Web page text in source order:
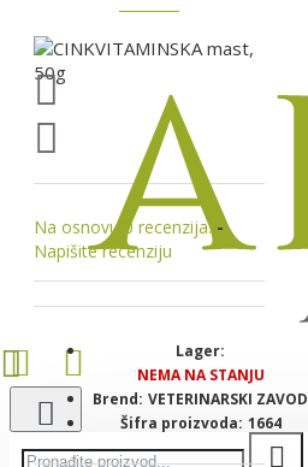
Na osnovu 0 recenzija. -
Napišite recenziju
Lager:
NEMA NA STANJU
Brend: VETERINARSKI ZAVOD
Šifra proizvoda: 1664